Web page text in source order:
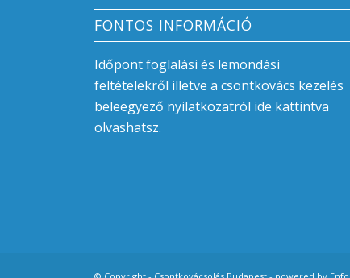
FONTOS INFORMÁCIÓ
Időpont foglalási és lemondási
feltételekről illetve a csontkovács kezelés
beleegyező nyilatkozatról ide kattintva
olvashatsz.